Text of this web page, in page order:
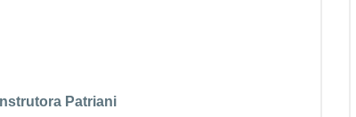
Patriani